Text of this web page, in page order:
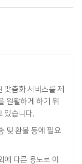
춤화 서비스를 제
원활하게 하기 위
있습니다.
및 환불 등에 필요
다른 용도로 이